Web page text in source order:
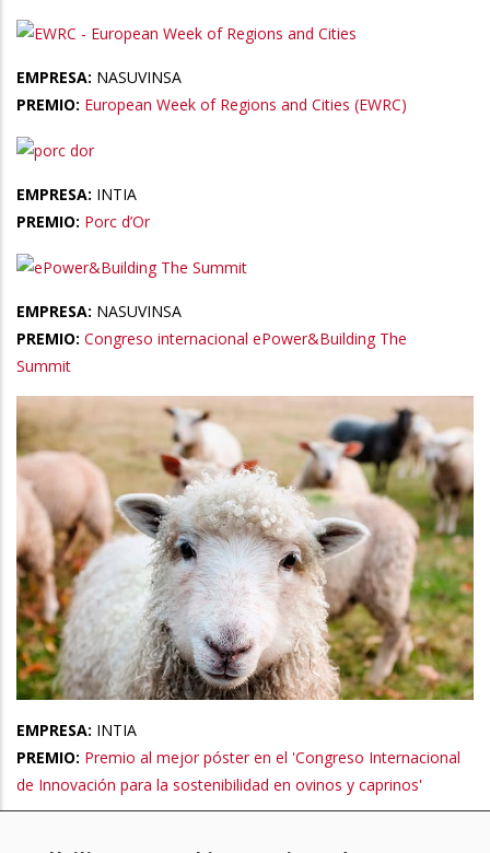
EMPRESA: NASUVINSA
PREMIO: European Week of Regions and Cities (EWRC)
EMPRESA: INTIA
PREMIO: Porc d’Or
EMPRESA: NASUVINSA
PREMIO: Congreso internacional ePower&Building The
Summit
EMPRESA: INTIA
PREMIO: Premio al mejor póster en el 'Congreso Internacional
de Innovación para la sostenibilidad en ovinos y caprinos'